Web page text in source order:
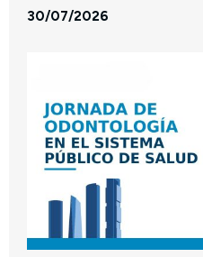
30/07/2026